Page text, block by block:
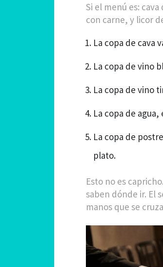
Si el menú es:
con carne, y licor
La copa de cava
La copa de vino
La copa de vino
La copa de
La copa de
plato.
Esto no es
saben dónde ir. El
manos que se